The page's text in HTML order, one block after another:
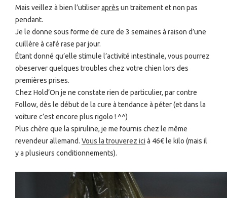
Mais veillez à bien l’utiliseraprès un traitement et non pas
pendant.
Je le donne sous forme de cure de 3 semaines à raison d’une
cuillère à café rase par jour.
Étant donné qu’elle stimule l’activité intestinale, vous pourrez
obeserver quelques troubles chez votre chien lors des
premières prises.
Chez Hold’On je ne constate rien de particulier, par contre
Follow, dès le début de la cure à tendance à péter (et dans la
voiture c’est encore plus rigolo ! ^^)
Plus chère que la spiruline, je me fournis chez le même
revendeur allemand. Vous la trouverez ici à 46€ le kilo (mais il
y a plusieurs conditionnements).